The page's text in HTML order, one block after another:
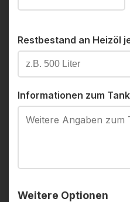
Restbestand an Heizöl
Informationen zum
Weitere Optionen